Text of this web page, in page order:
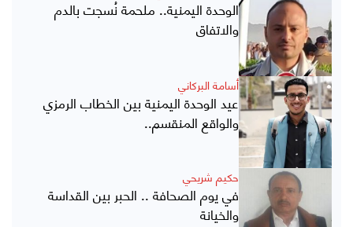
الوحدة اليمنية.. ملحمة نُسجت بالدم
والاتفاق
أسامة البركاني
عيد الوحدة اليمنية بين الخطاب الرمزي
والواقع المنقسم..
حكيم شريحي
في يوم الصحافة .. الحبر بين القداسة
والخيانة